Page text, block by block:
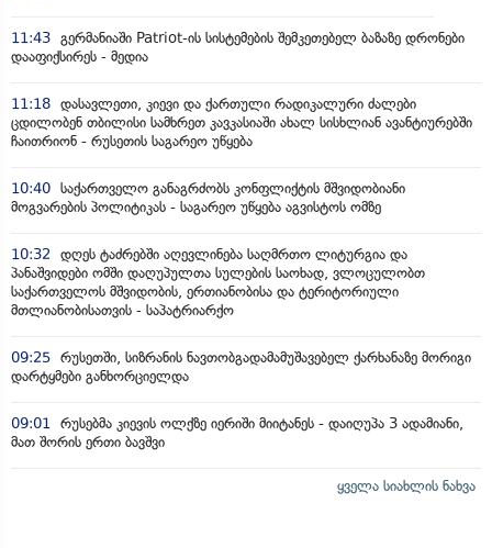
11:43 გერმანიაში Patriot-ის სისტემების შემკეთებელ ბაზაზე დრონები
დააფიქსირეს - მედია
11:18 დასავლეთი, კიევი და ქართული რადიკალური ძალები
ცდილობენ თბილისი სამხრეთ კავკასიაში ახალ სისხლიან ავანტიურებში
ჩაითრიონ - რუსეთის საგარეო უწყება
10:40 საქართველო განაგრძობს კონფლიქტის მშვიდობიანი
მოგვარების პოლიტიკას - საგარეო უწყება აგვისტოს ომზე
10:32
დღეს ტაძრებში აღევლინება საღმრთო ლიტურგია და
პანაშვიდები ომში დაღუპულთა სულების საოხად, ვლოცულობთ
საქართველოს მშვიდობის, ერთიანობისა და ტერიტორიული
მთლიანობისათვის - საპატრიარქო
09:25 რუსეთში, სიზრანის ნავთობგადამამუშავებელ ქარხანაზე მორიგი
დარტყმები განხორციელდა
09:01
რუსებმა კიევის ოლქზე იერიში მიიტანეს - დაიღუპა 3 ადამიანი,
მათ შორის ერთი ბავშვი
ყველა სიახლის ნახვა